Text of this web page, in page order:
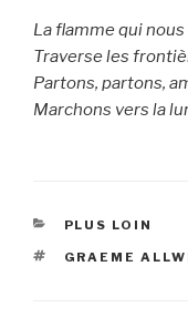
La flamme qui
Traverse les
Partons, partons,
Marchons vers la
CATÉGORIES
PLUS LOIN
ÉTIQUETTES
GRAEME